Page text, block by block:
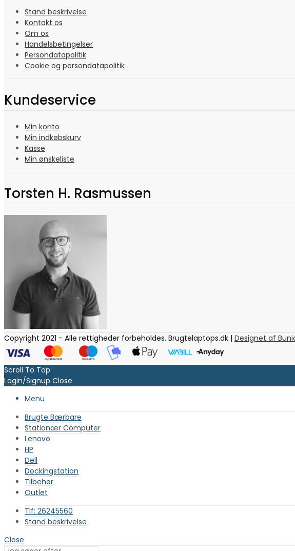
Stand beskrivelse
Kontakt os
Om os
Handelsbetingelser
Persondatapolitik
Cookie og persondatapolitik
Kundeservice
Min konto
Min indkøbskurv
Kasse
Min ønskeliste
Torsten H. Rasmussen
Copyright 2021 - Alle rettigheder forbeholdes. Brugtelaptops.dk | Designet af
Scroll To Top
Login/Signup Close
Menu
Brugte Bærbare
Stationær Computer
Lenovo
HP
Dell
Dockingstation
Tilbehør
Outlet
Tlf: 26245560
Stand beskrivelse
Close